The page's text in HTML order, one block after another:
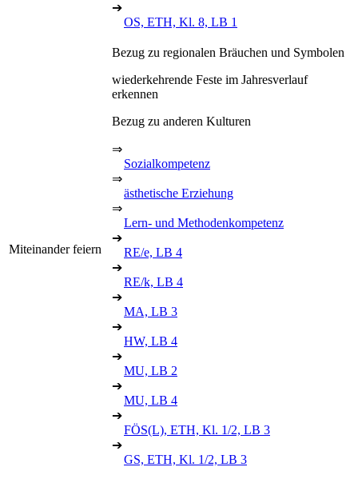
➔
OS, ETH, Kl. 8, LB 1
Miteinander feiern
Bezug zu regionalen Bräuchen und Symbolen
wiederkehrende Feste im Jahresverlauf
erkennen
Bezug zu anderen Kulturen
⇒
Sozialkompetenz
⇒
ästhetische Erziehung
⇒
Lern- und Methodenkompetenz
➔
RE/e, LB 4
➔
RE/k, LB 4
➔
MA, LB 3
➔
HW, LB 4
➔
MU, LB 2
➔
MU, LB 4
➔
FÖS(L), ETH, Kl. 1/2, LB 3
➔
GS, ETH, Kl. 1/2, LB 3